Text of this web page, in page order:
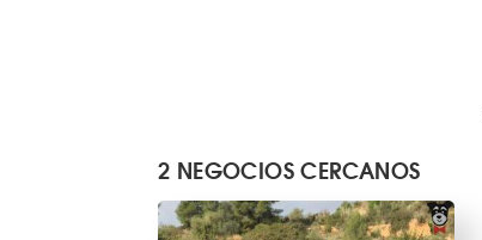
2 NEGOCIOS CERCANOS